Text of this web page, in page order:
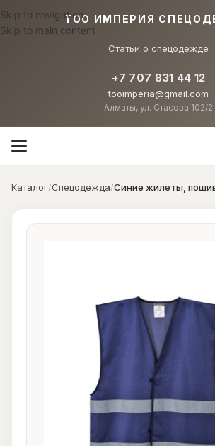
Skip to navigation
Skip to main content
Статьи о спецодежде
TOO ИМПЕРИЯ
+7 707 831 44 12
tooimperia@gmail.com
Алматы, ул. Стасова 102/2
Каталог/Спецодежда/Синие жилеты,